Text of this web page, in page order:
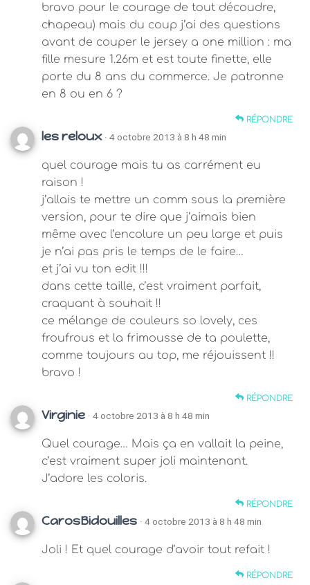
bravo pour le courage de tout découdre,
chapeau) mais du coup j’ai des questions
avant de couper le jersey a one million : ma
fille mesure 1.26m et est toute finette, elle
porte du 8 ans du commerce. Je patronne
en 8 ou en 6 ?
RÉPONDRE
les reloux · 4 octobre 2013 à 8 h 48 min
quel courage mais tu as carrément eu
raison !
j’allais te mettre un comm sous la première
version, pour te dire que j’aimais bien
même avec l’encolure un peu large et puis
je n’ai pas pris le temps de le faire…
et j’ai vu ton edit !!!
dans cette taille, c’est vraiment parfait,
craquant à souhait !!
ce mélange de couleurs so lovely, ces
froufrous et la frimousse de ta poulette,
comme toujours au top, me réjouissent !!
bravo !
RÉPONDRE
Virginie · 4 octobre 2013 à 8 h 48 min
Quel courage… Mais ça en vallait la peine,
c’est vraiment super joli maintenant.
J’adore les coloris.
RÉPONDRE
CarosBidouilles · 4 octobre 2013 à 8 h 48 min
Joli ! Et quel courage d’avoir tout refait !
RÉPONDRE